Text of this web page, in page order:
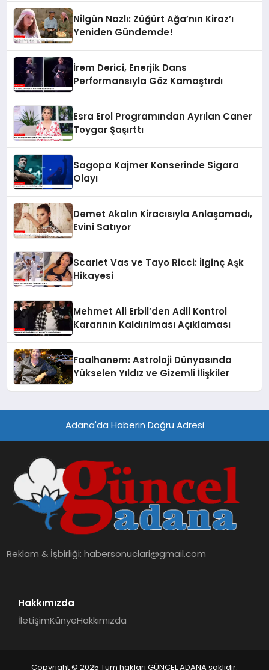
Nilgün Nazlı: Züğürt Ağa’nın Kiraz’ı
Yeniden Gündemde!
İrem Derici, Enerjik Dans
Performansıyla Göz Kamaştırdı
Esra Erol Programından Ayrılan Caner
Toygar Şaşırttı
Sagopa Kajmer Konserinde Sigara
Olayı
Demet Akalın Kiracısıyla Anlaşamadı,
Evini Satıyor
Scarlet Vas ve Tayo Ricci: İlginç Aşk
Hikayesi
Mehmet Ali Erbil’den Adli Kontrol
Kararının Kaldırılması Açıklaması
Faalhanem: Astroloji Dünyasında
Yükselen Yıldız ve Gizemli İlişkiler
Adana'da Haberin Doğru Adresi
Reklam & İşbirliği:habersonuclari@gmail.com
Hakkımızda
İletişimKünyeHakkımızda
Copyright © 2025 Tüm hakları GÜNCEL ADANA saklıdır.